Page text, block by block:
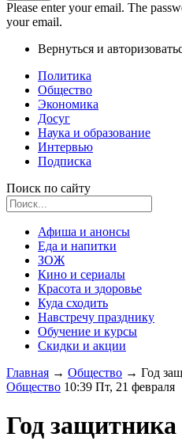
Please enter your email. The
your email.
Вернуться и
Политика
Общество
Экономика
Досуг
Наука и образование
Интервью
Подписка
Поиск по сайту
Афиша и анонсы
Еда и напитки
ЗОЖ
Кино и сериалы
Красота и здоровье
Куда сходить
Навстречу празднику
Обучение и курсы
Скидки и акции
Главная → Общество → Год
Общество 10:39 Пт, 21 февраля
Год защитника